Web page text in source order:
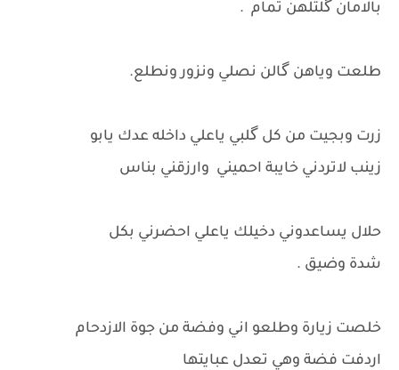
بالامان گلتلهن تمام .
طلعت وياهن گالن نصلي ونزور ونطلع.
زرت وبجيت من كل گلبي ياعلي داخله عدك يابو
زينب لاتردني خايبة احميني وارزقني بناس
حلال يساعدوني دخيلك ياعلي احضرني بكل
شدة وضيق .
خلصت زيارة وطلعو اني وفضة من جوة الازدحام
اردفت فضة وهي تعدل عبايتها